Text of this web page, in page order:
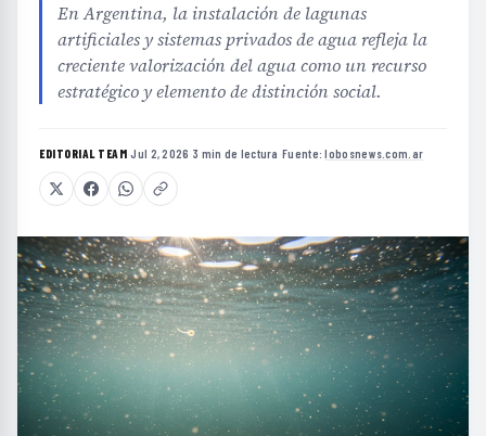
En Argentina, la instalación de lagunas
artificiales y sistemas privados de agua refleja la
creciente valorización del agua como un recurso
estratégico y elemento de distinción social.
EDITORIAL TEAM·Jul 2, 2026 ·3 min de lectura ·Fuente:lobosnews.com.ar